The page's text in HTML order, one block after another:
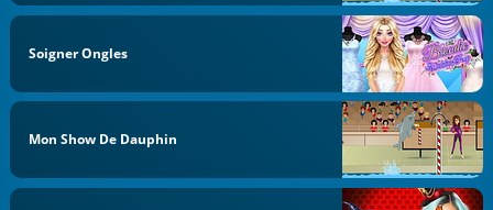
Soigner Ongles
Mon Show De Dauphin